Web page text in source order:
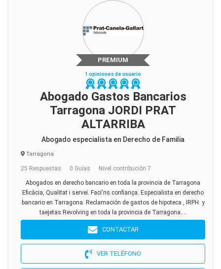
PREMIUM
1 opiniones de usuario
Abogado Gastos Bancarios
Tarragona JORDI PRAT
ALTARRIBA
Abogado especialista en Derecho de Familia
Tarragona
25 Respuestas 0 Guías Nivel contribución 7
Abogados en derecho bancario en toda la provincia de Tarragona
Eficàcia, Qualitat i servei. Faci'ns confiança. Especialista en derecho
bancario en Tarragona. Reclamación de gastos de hipoteca , IRPH y
taejetas Revolving en toda la provincia de Tarragona....
CONTACTAR
VER TELÉFONO